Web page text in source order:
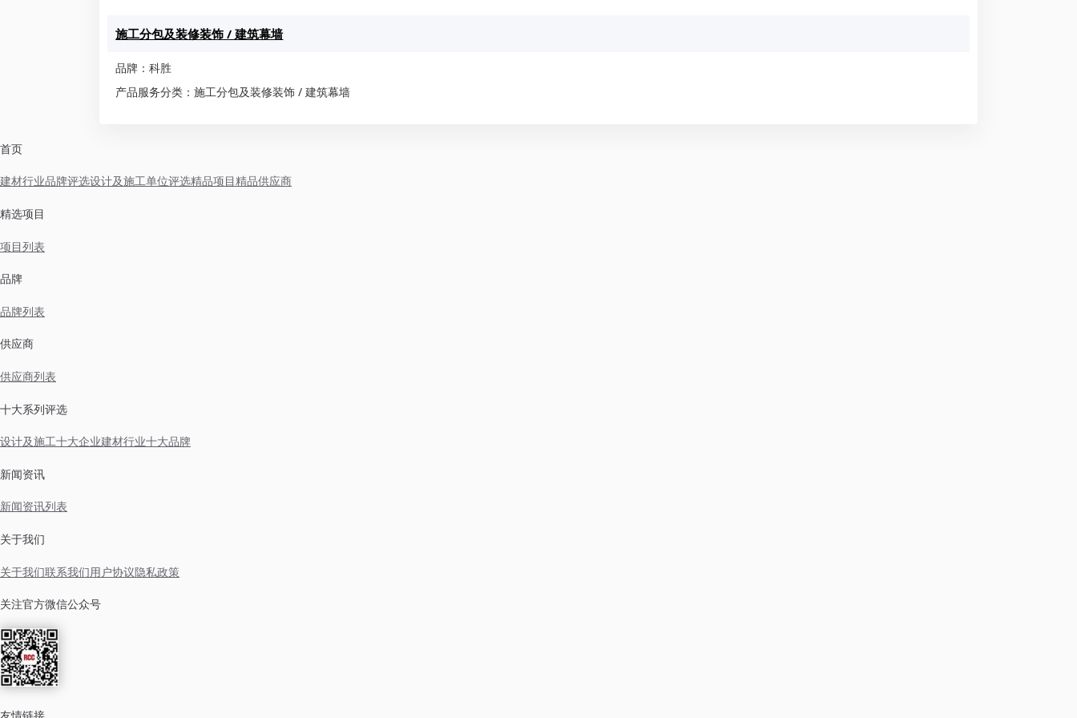
施工分包及装修装饰 / 建筑幕墙
品牌：科胜
产品服务分类：施工分包及装修装饰 / 建筑幕墙
首页
建材行业品牌评选设计及施工单位评选精品项目精品供应商
精选项目
项目列表
品牌
品牌列表
供应商
供应商列表
十大系列评选
设计及施工十大企业建材行业十大品牌
新闻资讯
新闻资讯列表
关于我们
关于我们联系我们用户协议隐私政策
关注官方微信公众号
友情链接